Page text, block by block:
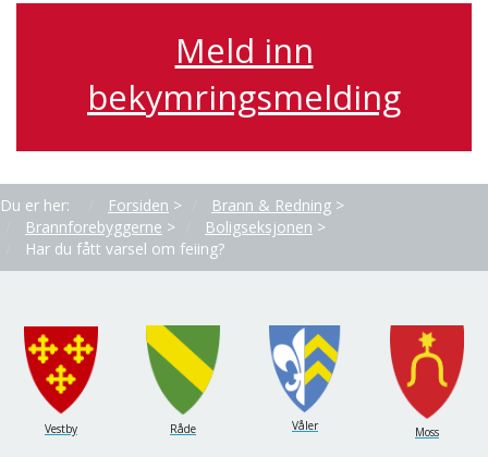
Meld inn
bekymringsmelding
Du er her: Forsiden > Brann & Redning >
Brannforebyggerne > Boligseksjonen >
Har du fått varsel om feiing?
Vestby Råde Våler Moss